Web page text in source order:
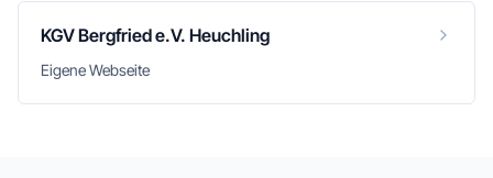
KGV Bergfried e.V. Heuchling
Eigene Webseite